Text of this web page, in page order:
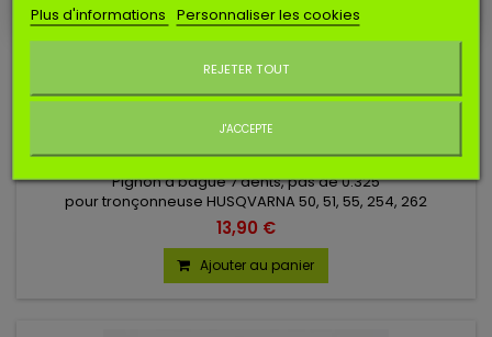
PIGNON A BAGUE 0.325 - 7 DENTS HUSQVARNA
503745401
Pignon à bague 7 dents, pas de 0.325
pour tronçonneuse HUSQVARNA 50, 51, 55, 254, 262
13,90 €
Ajouter au panier
Plus d'informations Personnaliser les cookies
REJETER TOUT
J'ACCEPTE